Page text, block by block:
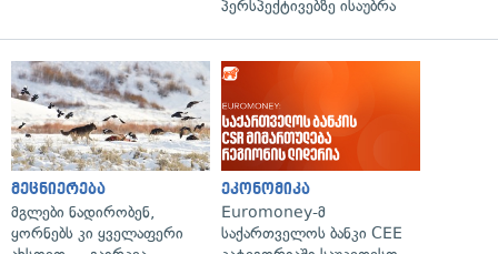
პერსპექტივებზე ისაუბრა
მეცნიერება
მგლები ნადირობენ,
ყორნებს კი ყველაფერი
ეკონომიკა
Euromoney-მ
საქართველოს ბანკი CEE